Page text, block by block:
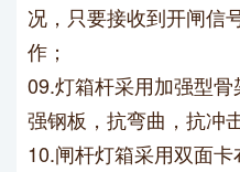
况，只要接收到开闸信
作；
09.灯箱杆采用加强型
强钢板，抗弯曲，抗冲
10.闸杆灯箱采用双面